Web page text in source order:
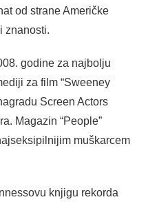
od strane Američke
znanosti.
godine za najbolju
za film “Sweeney
Screen Actors
Magazin “People”
muškarcem
knjigu rekorda